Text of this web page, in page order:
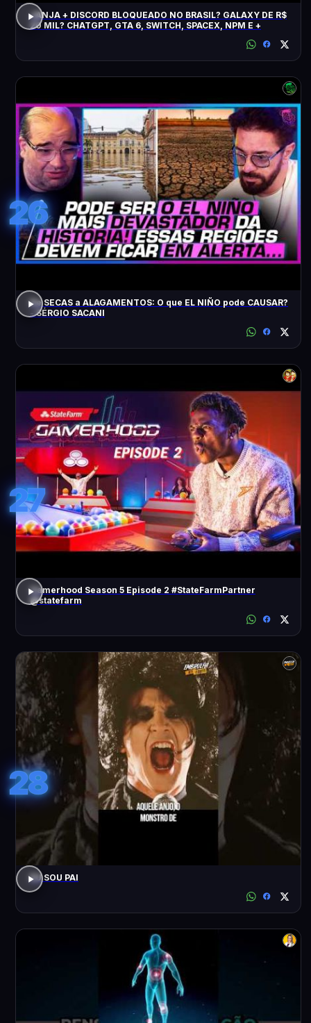
JANJA + DISCORD BLOQUEADO NO BRASIL? GALAXY DE R$
20 MIL? CHATGPT, GTA 6, SWITCH, SPACEX, NPM E +
26
De SECAS a ALAGAMENTOS: O que EL NIÑO pode CAUSAR?
- SÉRGIO SACANI
27
Gamerhood Season 5 Episode 2 #StateFarmPartner
@statefarm
28
EU SOU PAI